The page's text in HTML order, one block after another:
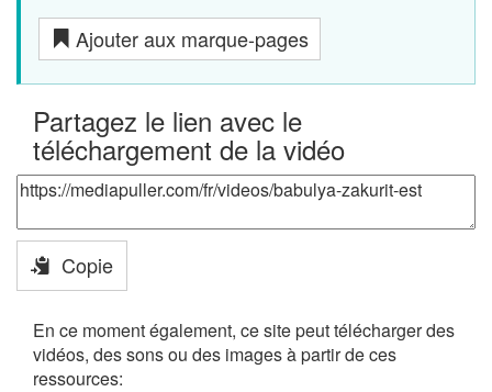
Ajouter aux marque-pages
Partagez le lien avec le
téléchargement de la vidéo
Copie
En ce moment également, ce site peut télécharger des
vidéos, des sons ou des images à partir de ces
ressources: